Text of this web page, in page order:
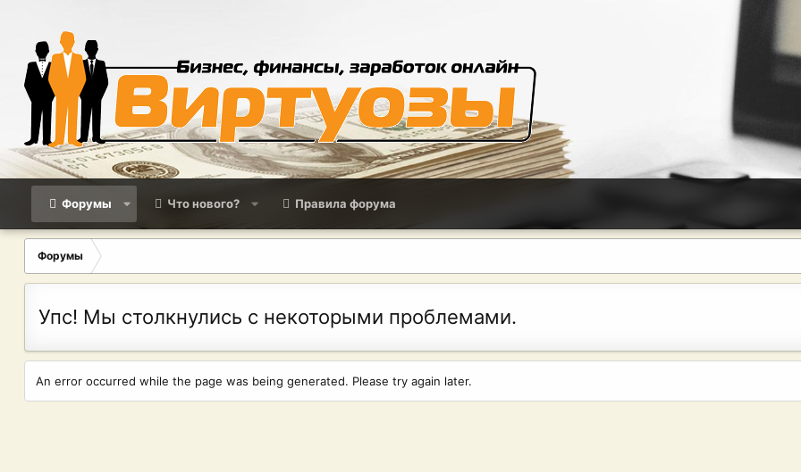
Форумы Что нового? Правила форума
Форумы
Упс! Мы столкнулись с некоторыми проблемами.
An error occurred while the page was being generated. Please try again later.